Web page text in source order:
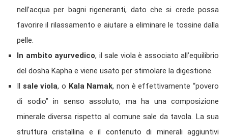
nell’acqua per bagni rigeneranti, dato che si crede possa
favorire il rilassamento e aiutare a eliminare le tossine dalla
pelle.
In ambito ayurvedico, il sale viola è associato all’equilibrio
del dosha Kapha e viene usato per stimolare la digestione.
Il sale viola, o Kala Namak, non è effettivamente “povero
di sodio” in senso assoluto, ma ha una composizione
minerale diversa rispetto al comune sale da tavola. La sua
struttura cristallina e il contenuto di minerali aggiuntivi